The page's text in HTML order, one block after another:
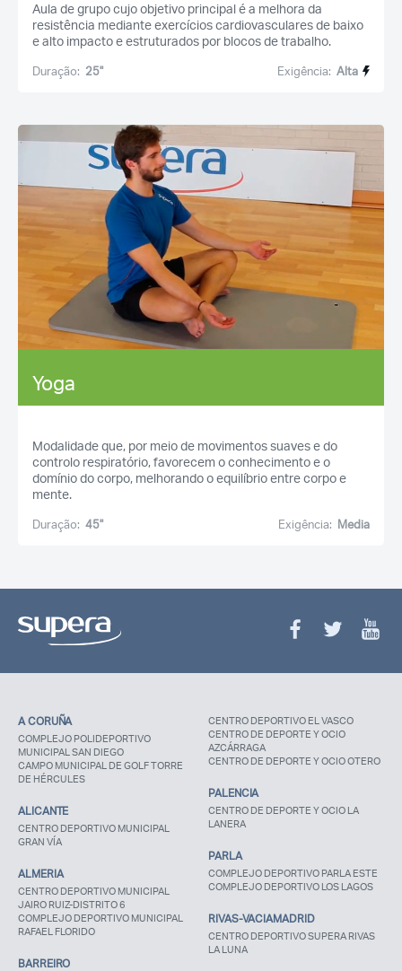
Aula de grupo cujo objetivo principal é a melhora da
resistência mediante exercícios cardiovasculares de baixo
e alto impacto e estruturados por blocos de trabalho.
Duração: 25'' Exigência: Alta
Yoga
Modalidade que, por meio de movimentos suaves e do
controlo respiratório, favorecem o conhecimento e o
domínio do corpo, melhorando o equilíbrio entre corpo e
mente.
Duração: 45'' Exigência: Media
A CORUÑA
COMPLEJO POLIDEPORTIVO
MUNICIPAL SAN DIEGO
CAMPO MUNICIPAL DE GOLF TORRE
DE HÉRCULES
ALICANTE
CENTRO DEPORTIVO MUNICIPAL
GRAN VÍA
ALMERIA
CENTRO DEPORTIVO MUNICIPAL
JAIRO RUIZ-DISTRITO 6
COMPLEJO DEPORTIVO MUNICIPAL
RAFAEL FLORIDO
BARREIRO
CENTRO DEPORTIVO EL VASCO
CENTRO DE DEPORTE Y OCIO
AZCÁRRAGA
CENTRO DE DEPORTE Y OCIO OTERO
PALENCIA
CENTRO DE DEPORTE Y OCIO LA
LANERA
PARLA
COMPLEJO DEPORTIVO PARLA ESTE
COMPLEJO DEPORTIVO LOS LAGOS
RIVAS-VACIAMADRID
CENTRO DEPORTIVO SUPERA RIVAS
LA LUNA